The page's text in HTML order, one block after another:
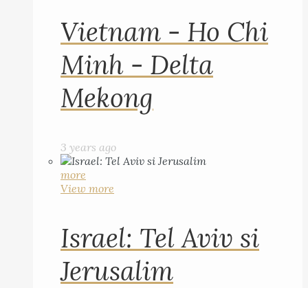
Vietnam - Ho Chi
Minh - Delta
Mekong
3 years ago
more
View more
Israel: Tel Aviv si
Jerusalim